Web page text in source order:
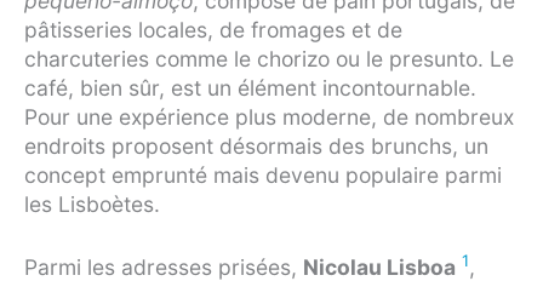
pâtisseries locales, de fromages et de
charcuteries comme le chorizo ou le presunto. Le
café, bien sûr, est un élément incontournable.
Pour une expérience plus moderne, de nombreux
endroits proposent désormais des brunchs, un
concept emprunté mais devenu populaire parmi
les Lisboètes.
Parmi les adresses prisées, Nicolau Lisboa 1,